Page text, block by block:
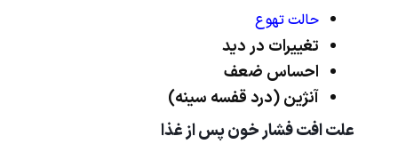
حالت تهوع
تغییرات در دید
احساس ضعف
آنژین (درد قفسه سینه)
علت افت فشار خون پس از غذا